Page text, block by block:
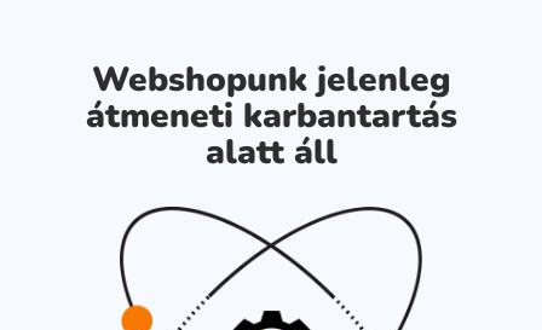
Webshopunk jelenleg
átmeneti karbantartás
alatt áll